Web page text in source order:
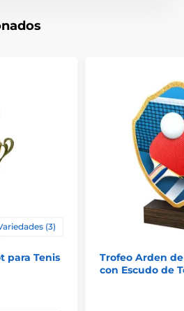
(3)
para Tenis
Trofeo Arden
con Escudo de